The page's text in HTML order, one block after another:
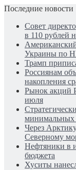
Последние новости
Совет
в 110 рублей
Украины по
Трамп
Россиянам
накопления
Рынок акций
июля
минимальных
Через
Северному
Нефтяники в
бюджета
Хуситы